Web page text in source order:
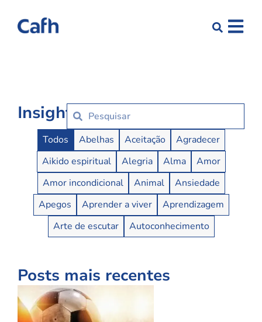
Insights
Insights Buttons
Todos Abelhas Aceitação
Agradecer
Aikido espiritual
Alegria Alma
Amor
Amor incondicional
Animal
Ansiedade
Apegos
Aprender a viver
Aprendizagem
Arte de escutar
Autoconhecimento
Posts mais recentes